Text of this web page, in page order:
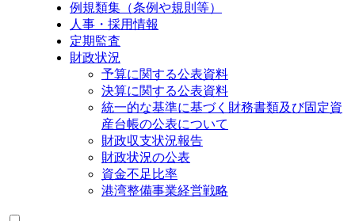
例規類集（条例や規則等）
人事・採用情報
定期監査
財政状況
予算に関する公表資料
決算に関する公表資料
統一的な基準に基づく財務書類及び固定資
産台帳の公表について
財政収支状況報告
財政状況の公表
資金不足比率
港湾整備事業経営戦略